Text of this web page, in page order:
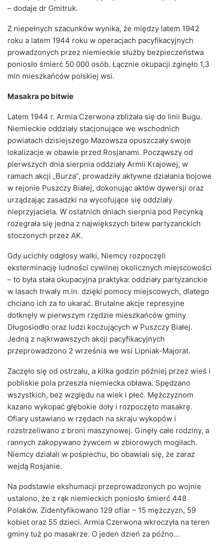
– dodaje dr Gmitruk.
Z niepełnych szacunków wynika, że między latem 1942
roku a latem 1944 roku w operacjach pacyfikacyjnych
prowadzonych przez niemieckie służby bezpieczeństwa
poniosło śmierć 50 000 osób. Łącznie okupacji zginęło 1,3
mln mieszkańców polskiej wsi.
Masakra po bitwie
Latem 1944 r. Armia Czerwona zbliżała się do linii Bugu.
Niemieckie oddziały stacjonujące we wschodnich
powiatach dzisiejszego Mazowsza opuszczały swoje
lokalizacje w obawie przed Rosjanami. Począwszy od
pierwszych dnia sierpnia oddziały Armii Krajowej, w
ramach akcji „Burza”, prowadziły aktywne działania bojowe
w rejonie Puszczy Białej, dokonując aktów dywersji oraz
urządzając zasadzki na wycofujące się oddziały
nieprzyjaciela. W ostatnich dniach sierpnia pod Pecynką
rozegrała się jedna z największych bitew partyzanckich
stoczonych przez AK.
Gdy ucichły odgłosy walki, Niemcy rozpoczęli
eksterminację ludności cywilnej okolicznych miejscowości
– to była stała okupacyjna praktyka: oddziały partyzanckie
w lasach trwały m.in. dzięki pomocy miejscowych, dlatego
chciano ich za to ukarać. Brutalne akcje represyjne
dotknęły w pierwszym rzędzie mieszkańców gminy
Długosiodło oraz ludzi koczujących w Puszczy Białej.
Jedną z najkrwawszych akcji pacyfikacyjnych
przeprowadzono 2 września we wsi Lipniak-Majorat.
Zaczęło się od ostrzału, a kilka godzin później przez wieś i
pobliskie pola przeszła niemiecka obława. Spędzano
wszystkich, bez względu na wiek i płeć. Mężczyznom
kazano wykopać głębokie doły i rozpoczęto masakrę.
Ofiary ustawiano w rzędach na skraju wykopów i
rozstrzeliwano z broni maszynowej. Ginęły całe rodziny, a
rannych zakopywano żywcem w zbiorowych mogiłach.
Niemcy działali w pośpiechu, bo obawiali się, że zaraz
wejdą Rosjanie.
Na podstawie ekshumacji przeprowadzonych po wojnie
ustalono, że z rąk niemieckich poniosło śmierć 448
Polaków. Zidentyfikowano 129 ofiar – 15 mężczyzn, 59
kobiet oraz 55 dzieci. Armia Czerwona wkroczyła na teren
gminy tuż po masakrze. O jeden dzień za późno…